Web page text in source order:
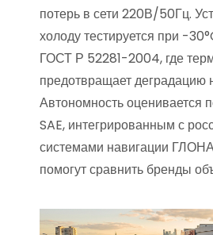
потерь в сети 220В/50Гц.
холоду тестируется при -
ГОСТ Р 52281-2004, где
предотвращает деградацию
Автономность оценивается
SAE, интегрированным с
системами навигации
помогут сравнить бренды